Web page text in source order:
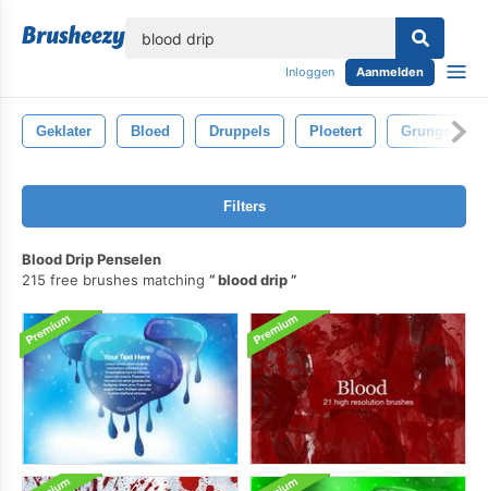
Inloggen Aanmelden
Geklater Bloed Druppels Ploetert Grunge
Filters
Blood Drip Penselen
215 free brushes matching
blood drip